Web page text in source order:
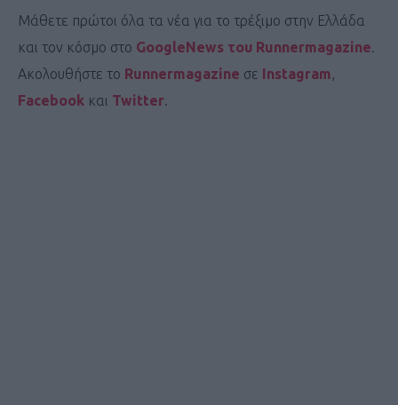
Μάθετε πρώτοι όλα τα νέα για το τρέξιμο στην Ελλάδα
και τον κόσμο στο GoogleNews του Runnermagazine.
Ακολουθήστε το Runnermagazine σε Instagram,
Facebook και Twitter.